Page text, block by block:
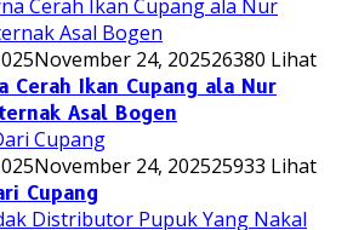
November 24, 202526380 Lihat
Cerah Ikan Cupang ala Nur
Asal Bogen
November 24, 202525933 Lihat
Cupang